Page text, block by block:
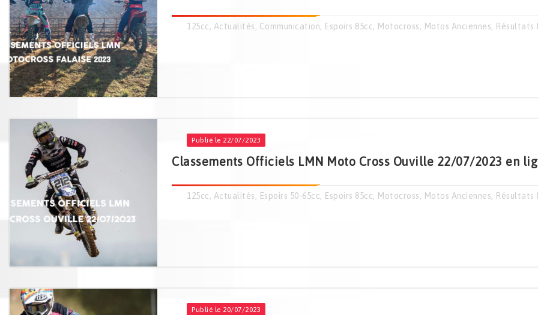
125cc, Actualités, Communication, Espoirs 85cc, Motocross, Motos Anciennes, Résultats
Publié le 22/07/2023
Classements Officiels LMN Moto Cross Ouville 22/07/2023 en
125cc, Actualités, Espoirs 50-65cc, Espoirs 85cc, Motocross, Motos Anciennes, Résultats
Publié le 20/07/2023